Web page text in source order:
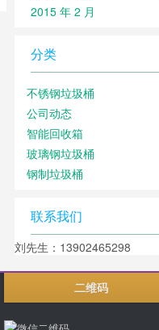
2015 年 2 月
分类
不锈钢垃圾桶
公司动态
智能回收箱
玻璃钢垃圾桶
钢制垃圾桶
联系我们
刘先生：13902465298
二维码